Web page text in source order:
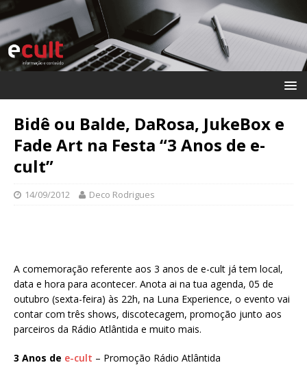
Bidê ou Balde, DaRosa, JukeBox e
Fade Art na Festa “3 Anos de e-
cult”
14/09/2012 Deco Rodrigues
A comemoração referente aos 3 anos de e-cult já tem local,
data e hora para acontecer. Anota ai na tua agenda, 05 de
outubro (sexta-feira) às 22h, na Luna Experience, o evento vai
contar com três shows, discotecagem, promoção junto aos
parceiros da Rádio Atlântida e muito mais.
3 Anos de e-cult – Promoção Rádio Atlântida